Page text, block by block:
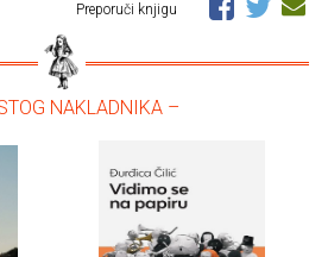
Preporuči knjigu
NAKLADNIKA –